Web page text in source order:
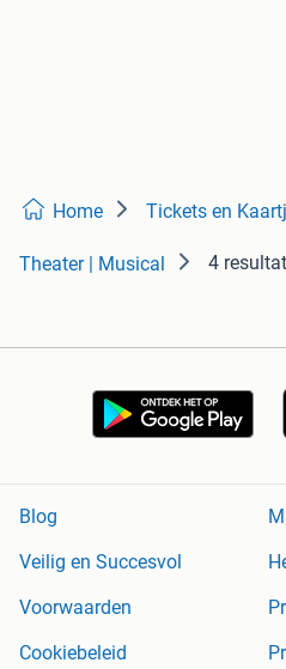
Home Tickets en
Theater | Musical 4
Blog
Veilig en Succesvol
Voorwaarden
Cookiebeleid